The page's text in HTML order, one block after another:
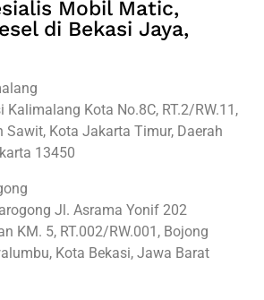
Mobil Matic,
di Bekasi Jaya,
Kota No.8C, RT.2/RW.11,
Sawit, Kota Jakarta Timur, Daerah
13450
Jl. Asrama Yonif 202
KM. 5, RT.002/RW.001, Bojong
Kota Bekasi, Jawa Barat